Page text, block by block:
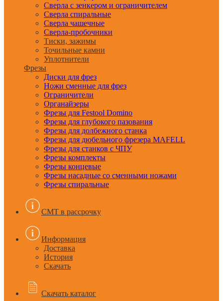
Сверла с зенкером и ограничителем
Сверла спиральные
Сверла чашечные
Сверла-пробочники
Тиски, зажимы
Точильные камни
Уплотнители
Фрезы
Диски для фрез
Ножи сменные для фрез
Ограничители
Органайзеры
Фрезы для Festool Domino
Фрезы для глубокого пазования
Фрезы для долбежного станка
Фрезы для дюбельного фрезера MAFELL
Фрезы для станков с ЧПУ
Фрезы комплекты
Фрезы концевые
Фрезы насадные со сменными ножами
Фрезы спиральные
CMT в рассрочку
Информация
Доставка
История
Скачать
Скачать каталог